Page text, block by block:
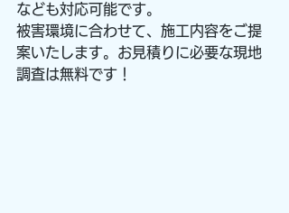
なども対応可能です。
被害環境に合わせて、施工内容をご提
案いたします。お見積りに必要な現地
調査は無料です！